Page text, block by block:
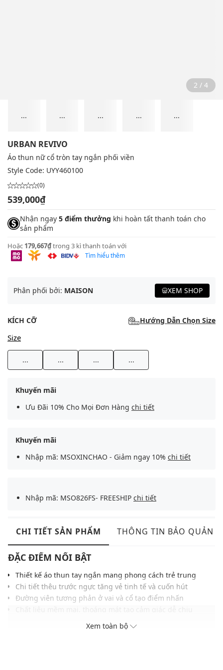
2 / 4
... ... ... ... ...
URBAN REVIVO
Áo thun nữ cổ tròn tay ngắn phối viền
Style Code: UYY460100
(0)
539,000₫
Nhận ngay 5 điểm thưởng khi hoàn tất thanh toán cho
sản phẩm
Hoặc 179,667₫trong 3 kì thanh toán với
Tìm hiểu thêm
Phân phối bởi: MAISON XEM SHOP
KÍCH CỠ Hướng Dẫn Chọn Size
Size
... ... ... ...
Khuyến mãi
Ưu Đãi 10% Cho Mọi Đơn Hàng chi tiết
Khuyến mãi
Nhập mã: MSOXINCHAO - Giảm ngay 10% chi tiết
Nhập mã: MSO826FS- FREESHIP chi tiết
CHI TIẾT SẢN PHẨM THÔNG TIN BẢO QUẢN
ĐẶC ĐIỂM NỔI BẬT
Thiết kế áo thun tay ngắn mang phong cách trẻ trung
Chi tiết thêu trước ngực tăng vẻ tinh tế và cuốn hút
Đường viên tương phản ở vai và cổ tạo điểm nhấn
Phom áo ôm gọn gàng tôn đường nét cơ thể hài hòa
Tông màu trung tính phù hợp nhiều kiểu phong cách
Xem toàn bộ